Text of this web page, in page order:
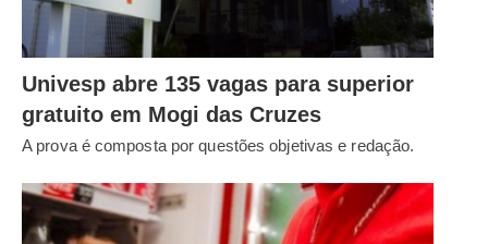
Univesp abre 135 vagas para superior
gratuito em Mogi das Cruzes
A prova é composta por questões objetivas e redação.